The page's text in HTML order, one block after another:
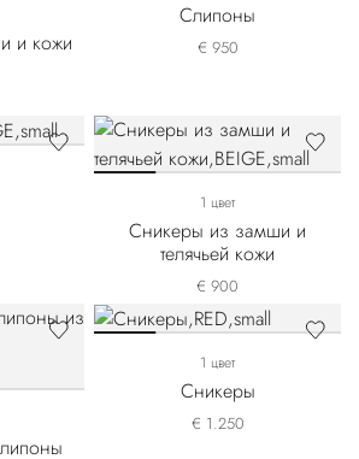
и кожи
Слипоны
€ 950
1 цвет
Сникеры из замши и
телячьей кожи
€ 900
1 цвет
Сникеры
€ 1.250